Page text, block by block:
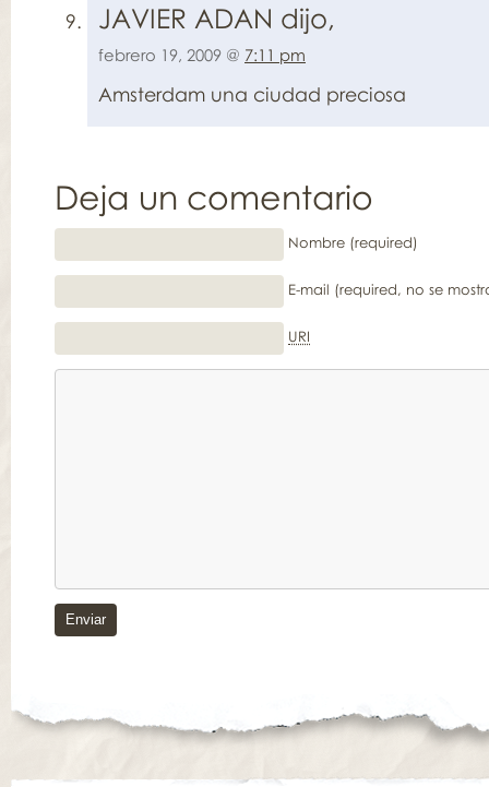
JAVIER ADAN dijo,
febrero 19, 2009 @ 7:11 pm
Amsterdam una ciudad preciosa
Deja un comentario
Nombre (required)
E-mail (required, no se
URI